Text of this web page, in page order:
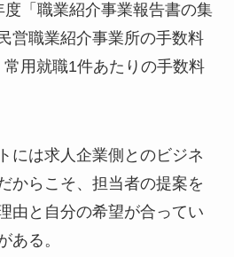
「職業紹介事業報告書の集
営職業紹介事業所の手数料
用就職1件あたりの手数料
には求人企業側とのビジネ
からこそ、担当者の提案を
由と自分の希望が合ってい
ある。